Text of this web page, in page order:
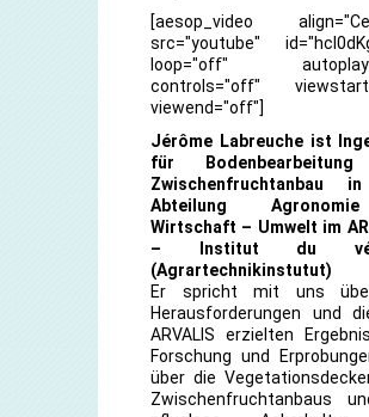
[aesop_video
src="youtube"
loop="off"
controls="off"
viewend="off"]
Jérôme Labreuche ist
für
Zwischenfruchtanbau
Abteilung
Wirtschaft – Umwelt im
– Institut du
(Agrartechnikinstutut)
Er spricht mit uns
Herausforderungen und
ARVALIS erzielten
Forschung und
über die
Zwischenfruchtanbaus